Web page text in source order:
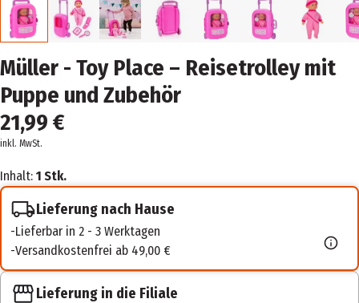
Müller - Toy Place – Reisetrolley mit
Puppe und Zubehör
21,99 €
inkl. MwSt.
Inhalt: 1 Stk.
Lieferung nach Hause
Lieferbar in 2 - 3 Werktagen
Versandkostenfrei ab 49,00 €
Lieferung in die Filiale